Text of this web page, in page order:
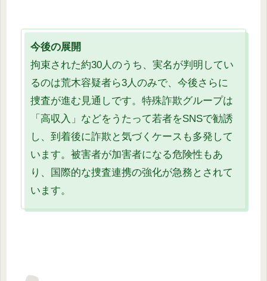
今後の展開
拘束された約30人のうち、実名が判明してい
るのは荒木容疑者ら3人のみで、今後さらに
捜査が進む見通しです。特殊詐欺グループは
「高収入」などをうたって若者をSNSで勧誘
し、到着後に詐欺と気づくケースも多発して
います。被害者が加害者になる危険性もあ
り、国際的な捜査連携の強化が急務とされて
います。